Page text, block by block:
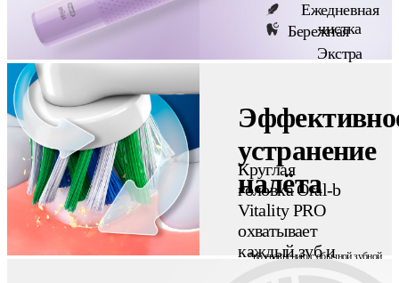
Ежедневная
чистка
Бережная
Экстра
устранение
налёта
Круглая
головка Oral-b
Vitality PRO
охватывает
каждый зуб и
*по сравнению с обычной зубной